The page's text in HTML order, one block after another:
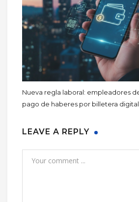
Nueva regla laboral: empleadores
pago de haberes por billetera digital
LEAVE A REPLY